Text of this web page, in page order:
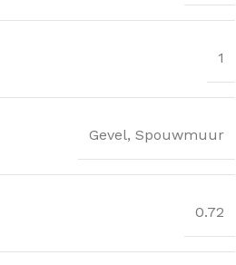
1
Gevel,Spouwmuur
0.72